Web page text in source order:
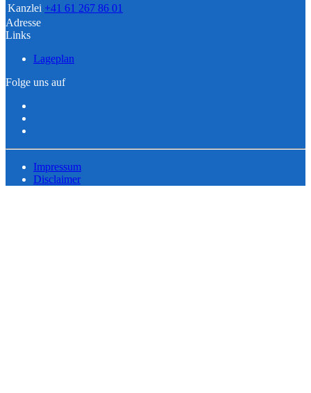
Kanzlei +41 61 267 86 01
Adresse
Links
Lageplan
Folge uns auf
Impressum
Disclaimer